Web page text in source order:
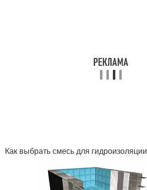
Как выбрать смесь для гидроизоляции